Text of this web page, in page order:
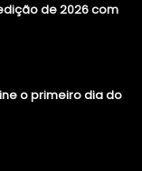
de 2026 com
o primeiro dia do